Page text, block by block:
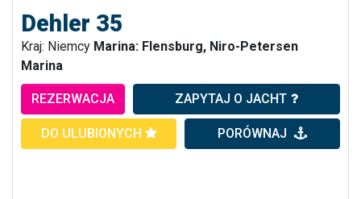
Dehler 35
Kraj: Niemcy Marina: Flensburg, Niro-Petersen
Marina
REZERWACJA ZAPYTAJ O JACHT
DO ULUBIONYCH PORÓWNAJ